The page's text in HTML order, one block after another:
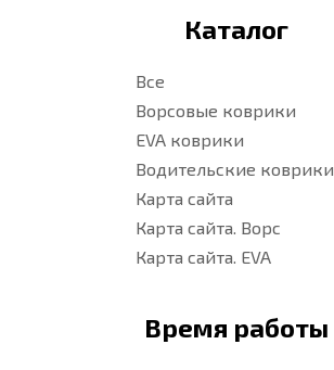
Каталог
Все
Ворсовые коврики
EVA коврики
Водительские коврики
Карта сайта
Карта сайта. Ворс
Карта сайта. EVA
Время работы